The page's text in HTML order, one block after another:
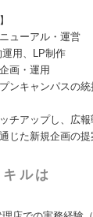
ューアル・運営
運用、LP制作
画・運用
ンキャンパスの
チアップし、広
じた新規企画の
ルは